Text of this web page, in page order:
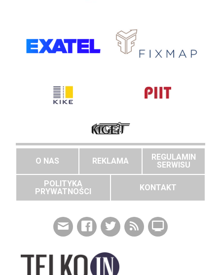
O NAS REKLAMA
REGULAMIN
SERWISU
POLITYKA
PRYWATNOŚCI
KONTAKT